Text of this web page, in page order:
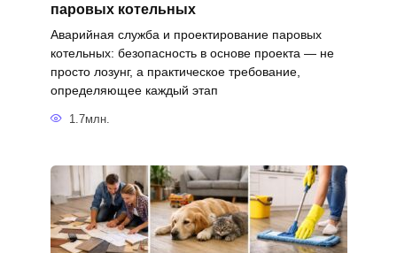
паровых котельных
Аварийная служба и проектирование паровых
котельных: безопасность в основе проекта — не
просто лозунг, а практическое требование,
определяющее каждый этап
1.7млн.